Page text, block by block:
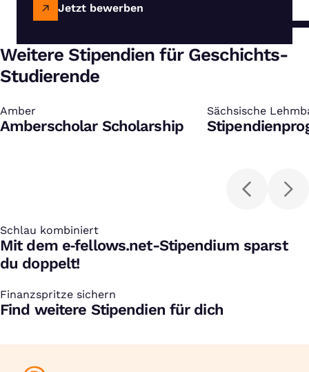
Jetzt bewerben
Weitere Stipendien für Geschichts-
Studierende
Amber
:
Amberscholar Scholarship
Sächsische
:
Schlau kombiniert
:
Mit dem e‑fellows.net-Stipendium sparst
du doppelt!
Finanzspritze sichern
:
Find weitere Stipendien für dich